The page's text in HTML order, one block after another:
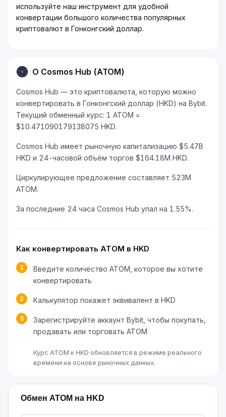
используйте наш инструмент для удобной
конвертации большого количества популярных
криптовалют в Гонконгский доллар.
О Cosmos Hub (ATOM)
Cosmos Hub — это криптовалюта, которую можно
конвертировать в Гонконгский доллар (HKD) на Bybit.
Текущий обменный курс: 1 ATOM =
$10.471090179138075 HKD.
Cosmos Hub имеет рыночную капитализацию $5.47B
HKD и 24-часовой объём торгов $164.18M HKD.
Циркулирующее предложение составляет 523M
ATOM.
За последние 24 часа Cosmos Hub упал на 1.55%.
Как конвертировать ATOM в HKD
1
Введите количество ATOM, которое вы хотите
конвертировать
2 Калькулятор покажет эквивалент в HKD
3
Зарегистрируйте аккаунт Bybit, чтобы покупать,
продавать или торговать ATOM
Курс ATOM к HKD обновляется в режиме реального
времени на основе рыночных данных.
Обмен ATOM на HKD